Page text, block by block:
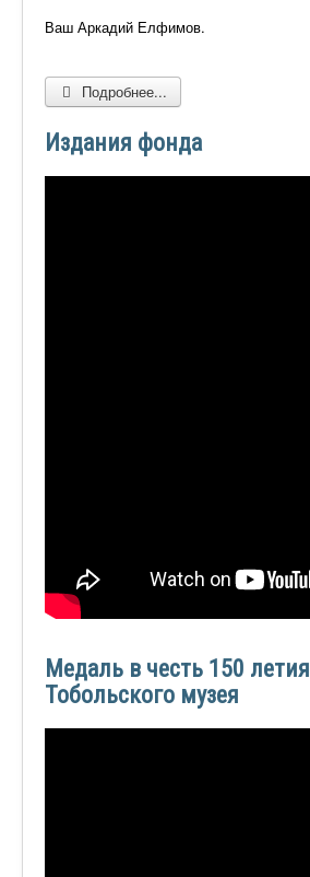
Ваш Аркадий Елфимов.
Подробнее...
Издания фонда
Медаль в честь 150 летия
Тобольского музея